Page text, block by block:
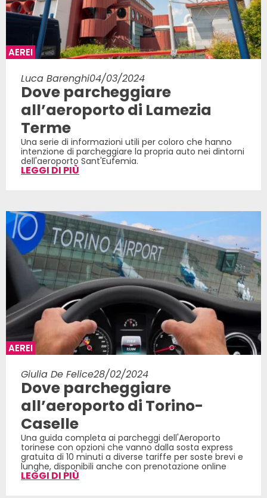
AEREI
Luca Barenghi04/03/2024
Dove parcheggiare
all’aeroporto di Lamezia
Terme
Una serie di informazioni utili per coloro che hanno
intenzione di parcheggiare la propria auto nei dintorni
dell'aeroporto Sant'Eufemia.
LEGGI DI PIÙ
AEREI
Giulia De Felice28/02/2024
Dove parcheggiare
all’aeroporto di Torino-
Caselle
Una guida completa ai parcheggi dell'Aeroporto
torinese con opzioni che vanno dalla sosta express
gratuita di 10 minuti a diverse tariffe per soste brevi e
lunghe, disponibili anche con prenotazione online
LEGGI DI PIÙ